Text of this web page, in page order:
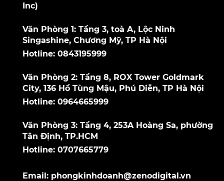
Inc)
Văn Phòng 1: Tầng 3, toà A, Lộc Ninh
Singashine, Chương Mỹ, TP Hà Nội
Hotline: 0843195999
Văn Phòng 2: Tầng 8, ROX Tower Goldmark
City, 136 Hồ Tùng Mậu, Phú Diễn, TP Hà Nội
Hotline: 0964665999
Văn Phòng 3: Tầng 4, 253A Hoàng Sa, phường
Tân Định, TP.HCM
Hotline: 0707665779
Email: phongkinhdoanh@zenodigital.vn